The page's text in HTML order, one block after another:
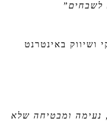
לשבחים”
ושיווק באינטרנט
נעימה ומבטיחה שלא